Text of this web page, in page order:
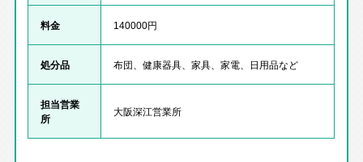
料金 140000円
処分品 布団、健康器具、家具、家電、日用品など
担当営業
所
大阪深江営業所